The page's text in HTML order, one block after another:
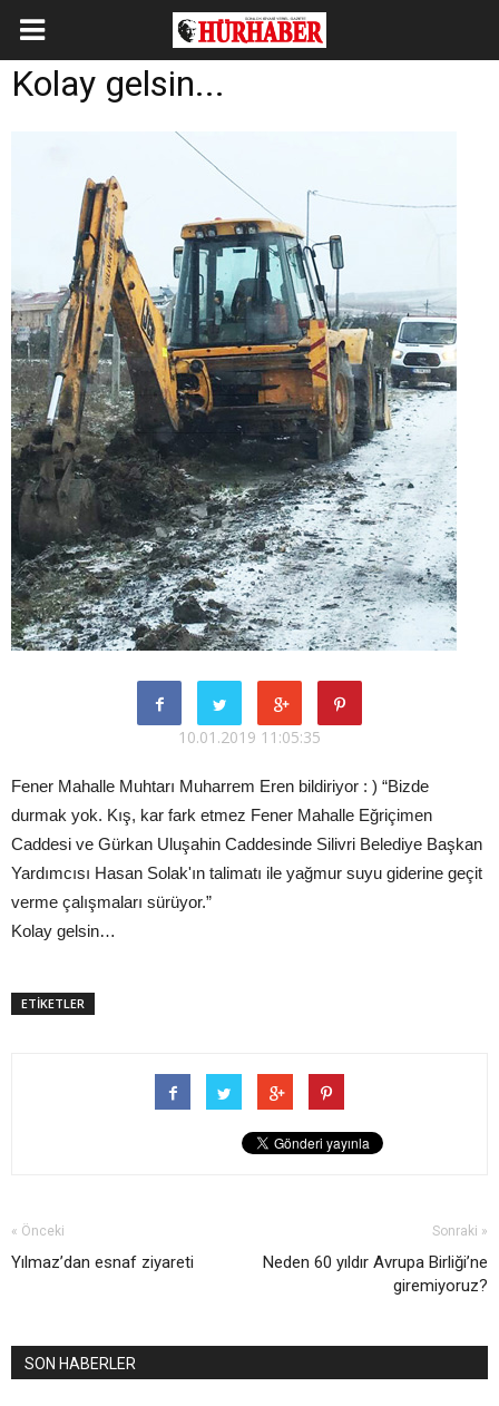
Kolay gelsin...
10.01.2019 11:05:35
Fener Mahalle Muhtarı Muharrem Eren bildiriyor : ) “Bizde
durmak yok. Kış, kar fark etmez Fener Mahalle Eğriçimen
Caddesi ve Gürkan Uluşahin Caddesinde Silivri Belediye Başkan
Yardımcısı Hasan Solak'ın talimatı ile yağmur suyu giderine geçit
verme çalışmaları sürüyor.”
Kolay gelsin…
ETİKETLER
« Önceki
Yılmaz’dan esnaf ziyareti
Sonraki »
Neden 60 yıldır Avrupa Birliği’ne
giremiyoruz?
SON HABERLER